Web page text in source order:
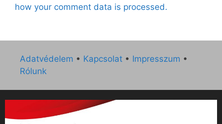
how your comment data is processed.
Adatvédelem • Kapcsolat • Impresszum •
Rólunk